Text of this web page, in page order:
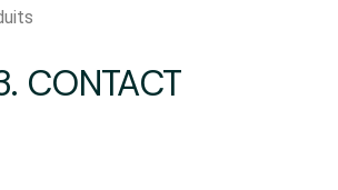
CONTACT